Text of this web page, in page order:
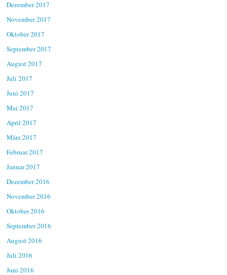
Dezember 2017
November 2017
Oktober 2017
September 2017
August 2017
Juli 2017
Juni 2017
Mai 2017
April 2017
März 2017
Februar 2017
Januar 2017
Dezember 2016
November 2016
Oktober 2016
September 2016
August 2016
Juli 2016
Juni 2016